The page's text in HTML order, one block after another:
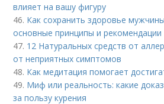
влияет на вашу фигуру
46. Как сохранить здоровье
основные принципы и рекомендации
47. 12 Натуральных средств от
от неприятных симптомов
48. Как медитация помогает
49. Миф или реальность: какие
за пользу курения